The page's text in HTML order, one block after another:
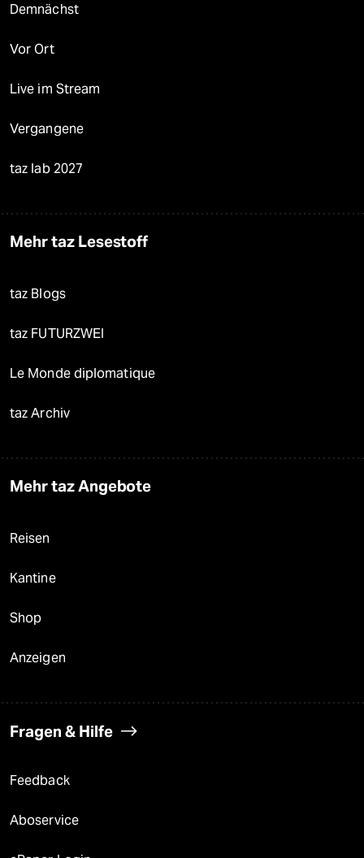
Demnächst
Vor Ort
Live im Stream
Vergangene
taz lab 2027
Mehr taz Lesestoff
taz Blogs
taz FUTURZWEI
Le Monde diplomatique
taz Archiv
Mehr taz Angebote
Reisen
Kantine
Shop
Anzeigen
Fragen & Hilfe
Feedback
Aboservice